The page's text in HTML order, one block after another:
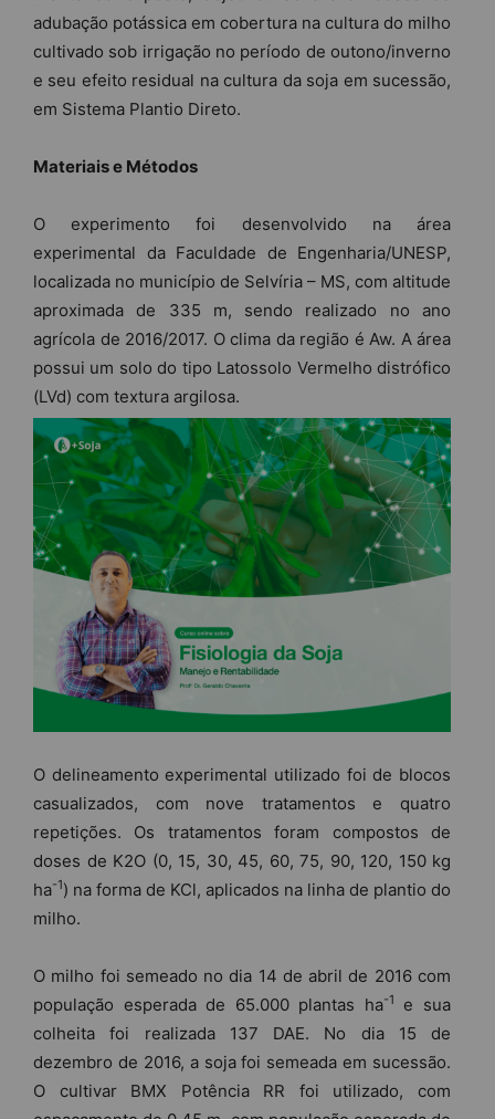
adubação potássica em cobertura na cultura do milho
cultivado sob irrigação no período de outono/inverno
e seu efeito residual na cultura da soja em sucessão,
em Sistema Plantio Direto.
Materiais e Métodos
O experimento foi desenvolvido na área
experimental da Faculdade de Engenharia/UNESP,
localizada no município de Selvíria – MS, com altitude
aproximada de 335 m, sendo realizado no ano
agrícola de 2016/2017. O clima da região é Aw. A área
possui um solo do tipo Latossolo Vermelho distrófico
(LVd) com textura argilosa.
O delineamento experimental utilizado foi de blocos
casualizados, com nove tratamentos e quatro
repetições. Os tratamentos foram compostos de
doses de K2O (0, 15, 30, 45, 60, 75, 90, 120, 150 kg
ha-1) na forma de KCl, aplicados na linha de plantio do
milho.
O milho foi semeado no dia 14 de abril de 2016 com
população esperada de 65.000 plantas ha-1
e sua
colheita foi realizada 137 DAE. No dia 15 de
dezembro de 2016, a soja foi semeada em sucessão.
O cultivar BMX Potência RR foi utilizado, com